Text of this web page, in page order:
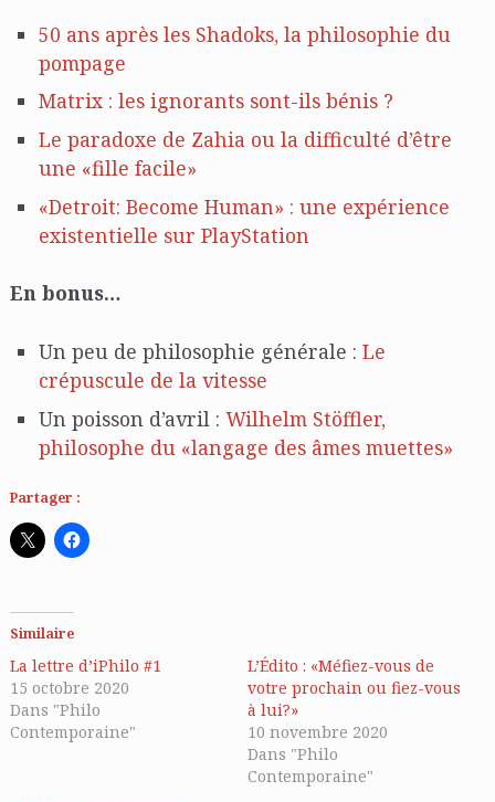
50 ans après les Shadoks, la philosophie du
pompage
Matrix : les ignorants sont-ils bénis ?
Le paradoxe de Zahia ou la difficulté d’être
une «fille facile»
«Detroit: Become Human» : une expérience
existentielle sur PlayStation
En bonus…
Un peu de philosophie générale :Le
crépuscule de la vitesse
Un poisson d’avril :Wilhelm Stöffler,
philosophe du «langage des âmes muettes»
Partager :
Similaire
La lettre d’iPhilo #1
15 octobre 2020
Dans "Philo
Contemporaine"
L’Édito : «Méfiez-vous de
votre prochain ou fiez-vous
à lui?»
10 novembre 2020
Dans "Philo
Contemporaine"